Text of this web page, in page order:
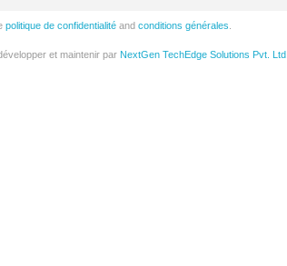
politique de confidentialitéand conditions générales
et maintenir parNextGen TechEdge Solutions Pvt. Ltd.